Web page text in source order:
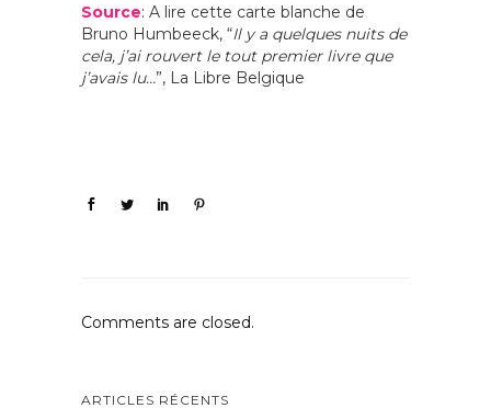
Source: A lire cette carte blanche de
Bruno Humbeeck, “Il y a quelques nuits de
cela, j’ai rouvert le tout premier livre que
j’avais lu…”, La Libre Belgique
Comments are closed.
ARTICLES RÉCENTS